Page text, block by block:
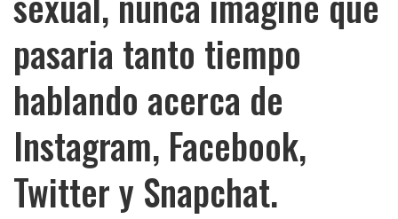
pasaria tanto tiempo
hablando acerca de
Instagram, Facebook,
Twitter y Snapchat.